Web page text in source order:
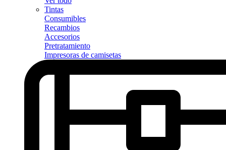
Tintas
Consumibles
Recambios
Accesorios
Pretratamiento
Impresoras de camisetas